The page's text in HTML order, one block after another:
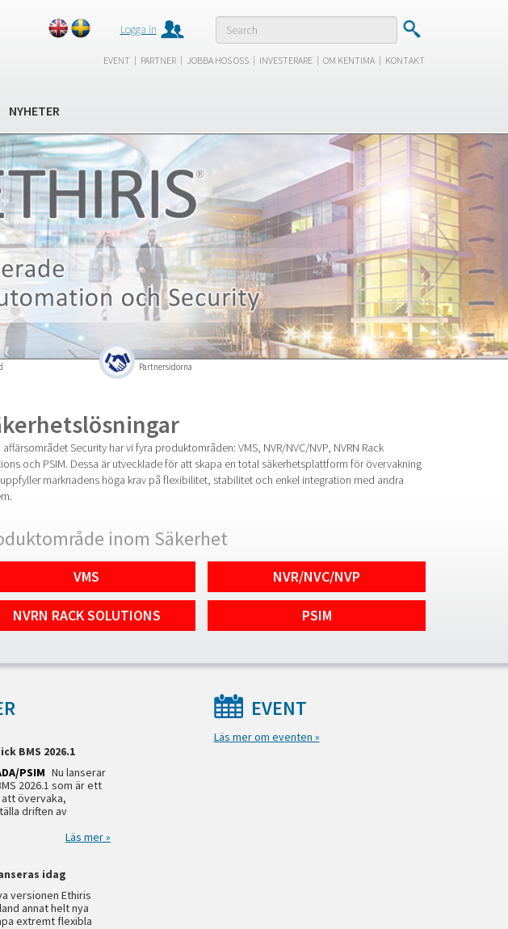
Logga in
EVENT | PARTNER | JOBBA HOS OSS | INVESTERARE | OM KENTIMA | KONTAKT
NYHETER
Next
Partnersidorna
affärsområdet Security har vi fyra produktområden: VMS, NVR/NVC/NVP, NVRN Rack
och PSIM. Dessa är utvecklade för att skapa en total säkerhetsplattform för övervakning
marknadens höga krav på flexibilitet, stabilitet och enkel integration med andra
inom Säkerhet
VMS NVR/NVC/NVP
NVRN RACK SOLUTIONS PSIM
BMS 2026.1
PSIM Nu lanserar
2026.1 som är ett
övervaka,
driften av
Läs mer »
idag
versionen Ethiris
annat helt nya
extremt flexibla
EVENT
Läs mer om eventen »